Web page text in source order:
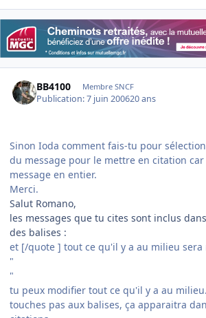
BB4100 Membre SNCF
Publication:7 juin 200620 ans
Sinon Ioda comment fais-tu pour
du message pour le mettre en citation
message en entier.
Merci.
Salut Romano,
les messages que tu cites sont inclus
des balises :
et [/quote ] tout ce qu'il y a au milieu sera
"
"
tu peux modifier tout ce qu'il y a au
touches pas aux balises, ça apparaitra